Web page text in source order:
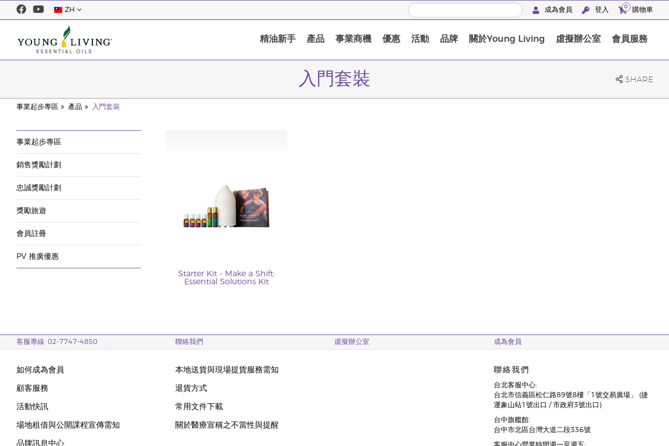
ZH 成為會員 登入 0 購物車
精油新手 產品 事業商機 優惠 活動 品牌 關於Young Living 虛擬辦公室 會員服務
入門套裝 SHARE
事業起步專區 產品 入門套裝
事業起步專區
銷售獎勵計劃
忠誠獎勵計劃
獎勵旅遊
會員註冊
PV 推廣優惠
Starter Kit - Make a Shift:
Essential Solutions Kit
客服專線: 02-7747-4850 聯絡我們 虛擬辦公室 成為會員
如何成為會員
顧客服務
活動快訊
場地租借與公開課程宣傳需知
品牌訊息中心
本地送貨與現場提貨服務需知
退貨方式
常用文件下載
關於醫療宣稱之不當性與提醒
聯絡我們
台北客服中心:
台北市信義區松仁路89號8樓「1號交易廣場」 (捷
運象山站1號出口 / 市政府3號出口)
台中旗艦館:
台中市北區台灣大道二段336號